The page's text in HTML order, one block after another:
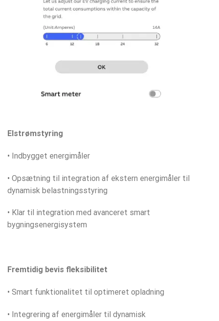
Elstrømstyring
• Indbygget energimåler
• Opsætning til integration af ekstern energimåler til
dynamisk belastningsstyring
• Klar til integration med avanceret smart
bygningsenergisystem
Fremtidig bevis fleksibilitet
• Smart funktionalitet til optimeret opladning
• Integrering af energimåler til dynamisk